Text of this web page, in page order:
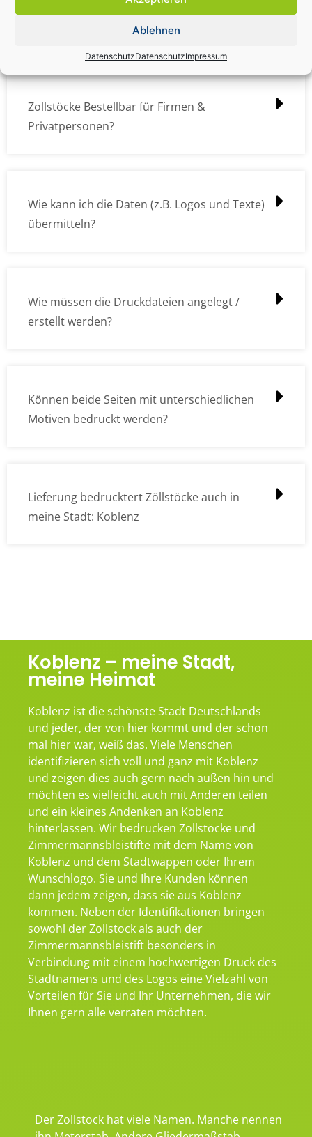
Ablehnen
DatenschutzDatenschutzImpressum
Zollstock Druckdatencheck / Profidatencheck
Zollstöcke Bestellbar für Firmen &
Privatpersonen?
Wie kann ich die Daten (z.B. Logos und Texte)
übermitteln?
Wie müssen die Druckdateien angelegt /
erstellt werden?
Können beide Seiten mit unterschiedlichen
Motiven bedruckt werden?
Lieferung bedrucktert Zöllstöcke auch in
meine Stadt: Koblenz
Koblenz – meine Stadt,
meine Heimat
Koblenz ist die schönste Stadt Deutschlands
und jeder, der von hier kommt und der schon
mal hier war, weiß das. Viele Menschen
identifizieren sich voll und ganz mit Koblenz
und zeigen dies auch gern nach außen hin und
möchten es vielleicht auch mit Anderen teilen
und ein kleines Andenken an Koblenz
hinterlassen. Wir bedrucken Zollstöcke und
Zimmermannsbleistifte mit dem Name von
Koblenz und dem Stadtwappen oder Ihrem
Wunschlogo. Sie und Ihre Kunden können
dann jedem zeigen, dass sie aus Koblenz
kommen. Neben der Identifikationen bringen
sowohl der Zollstock als auch der
Zimmermannsbleistift besonders in
Verbindung mit einem hochwertigen Druck des
Stadtnamens und des Logos eine Vielzahl von
Vorteilen für Sie und Ihr Unternehmen, die wir
Ihnen gern alle verraten möchten.
Der Zollstock hat viele Namen. Manche nennen